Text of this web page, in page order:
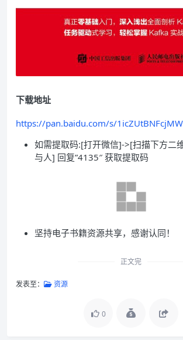
下载地址
https://pan.baidu.com/s/
如需提取码:[打开微信]->[扫描下方二
与人] 回复”4135″ 获取提取码
坚持电子书籍资源共享，感谢认同！
正文完
发表至： 资源
0